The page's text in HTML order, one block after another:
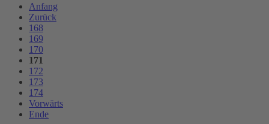
Anfang
Zurück
168
169
170
171
172
173
174
Vorwärts
Ende